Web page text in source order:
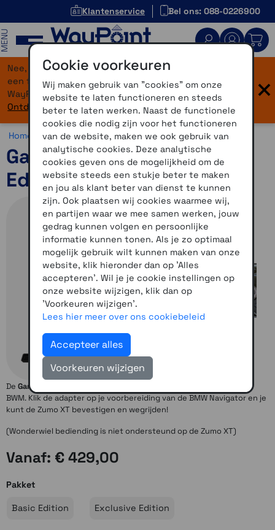
Klantenservice Bel ons: 088-0226900
Nee, je bent niet verdwaald! Onze website heeft
een flinke upgrade gekregen. Dezelfde vertrouwde
WayPoint-service, maar dan in een modern jasje.
Ontdek hier wat er allemaal nieuw is.
×
Home >Motor >Motornavigatie >Garmin Zumo XT
Garmin Zumo XT BMW
Edition
De Garmin Zumo XT BMW Edtion
BWM. Klik de adapter op je voorbereiding van de BMW Navigator en je
kunt de Zumo XT bevestigen en wegrijden!
(Wonderwiel bediending is niet ondersteund op de Zumo XT)
Vanaf: € 429,00
Pakket
Basic Edition Exclusive Edition
Cookie voorkeuren
Wij maken gebruik van "cookies" om onze
website te laten functioneren en steeds
beter te laten werken. Naast de functionele
cookies die nodig zijn voor het functioneren
van de website, maken we ook gebruik van
analytische cookies. Deze analytische
cookies geven ons de mogelijkheid om de
website steeds een stukje beter te maken
en jou als klant beter van dienst te kunnen
zijn. Ook plaatsen wij cookies waarmee wij,
en partijen waar we mee samen werken, jouw
gedrag kunnen volgen en persoonlijke
informatie kunnen tonen. Als je zo optimaal
mogelijk gebruik wilt kunnen maken van onze
website, klik hieronder dan op 'Alles
accepteren'. Wil je je cookie instellingen op
onze website wijzigen, klik dan op
'Voorkeuren wijzigen'.
Lees hier meer over ons cookiebeleid
Accepteer alles
Voorkeuren wijzigen